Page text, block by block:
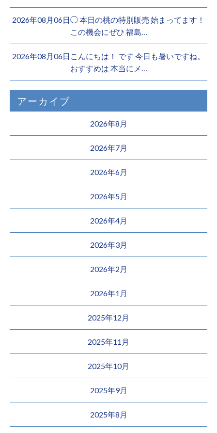
2026年08月06日◯ 本日の桃の特別販売 始まってます！
この機会にぜひ 福島…
2026年08月06日こんにちは！ です 今日も暑いですね。
おすすめは 本当にメ…
アーカイブ
2026年8月
2026年7月
2026年6月
2026年5月
2026年4月
2026年3月
2026年2月
2026年1月
2025年12月
2025年11月
2025年10月
2025年9月
2025年8月